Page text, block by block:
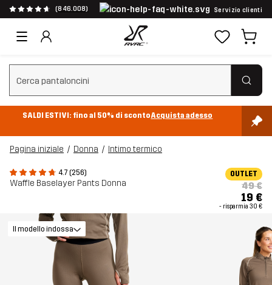
(846.008) Servizio clienti
Cancella ricerca
SALDI ESTIVI: fino al 50% di scontoAcquista adesso
Pagina iniziale Donna Intimo termico
4.7 (256)
Waffle Baselayer Pants Donna
OUTLET
49 €
19 €
- risparmia 30 €
Il modello indossa